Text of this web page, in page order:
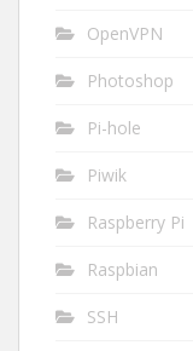
OpenVPN
Photoshop
Pi-hole
Piwik
Raspberry Pi
Raspbian
SSH